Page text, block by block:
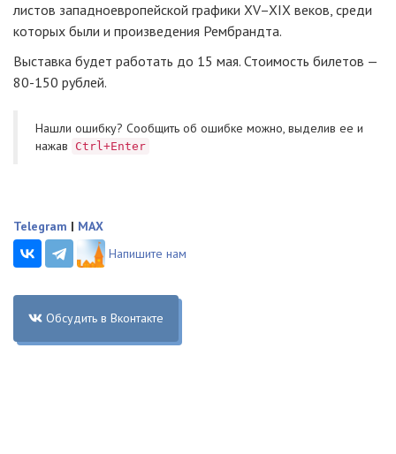
листов западноевропейской графики XV–XIX веков, среди
которых были и произведения Рембрандта.
Выставка будет работать до 15 мая. Стоимость билетов —
80-150 рублей.
Нашли ошибку? Cообщить об ошибке можно, выделив ее и
нажав
Ctrl+Enter
Telegram | MAX
Напишите нам
Обсудить в Вконтакте